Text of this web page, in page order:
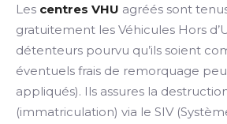
Les centres VHU agréés sont
gratuitement les Véhicules Hors
détenteurs pourvu qu’ils soient
éventuels frais de remorquage
appliqués). Ils assures la
(immatriculation) via le SIV